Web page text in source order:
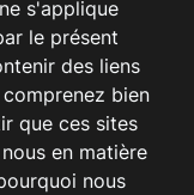
s'applique
le présent
des liens
bien
que ces sites
en matière
nous